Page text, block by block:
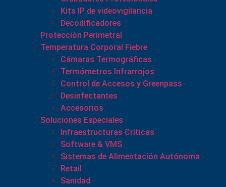
Kits IP de videovigilancia
Decodificadores
Protección Perimetral
Temperatura Corporal Fiebre
Cámaras Termográficas
Termómetros Infrarrojos
Control de Accesos y Greenpass
Desinfectantes
Accesorios
Soluciones Especiales
Infraestructuras Críticas
Software & VMS
Sistemas de Alimentación Autónoma
Retail
Sanidad